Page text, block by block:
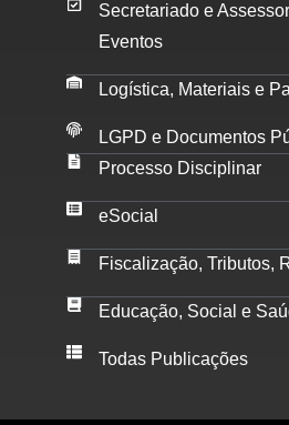
Secretariado e
Eventos
Logística, Materiais e
LGPD e Documentos
Processo Disciplinar
eSocial
Fiscalização, Tributos,
Educação, Social e
Todas Publicações